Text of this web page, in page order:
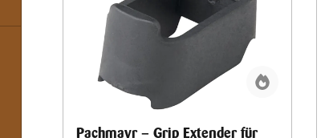
Pachmayr – Grip Extender für